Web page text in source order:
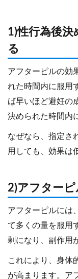
1)性行為後
る
アフターピルの効
れた時間内に服用
ば早いほど避妊の
決められた時間内
なぜなら、指定さ
用しても、効果は
2)アフター
アフターピルには
て多くの量を服用
剰になり、副作用
これにより、身体
が高まります。ア